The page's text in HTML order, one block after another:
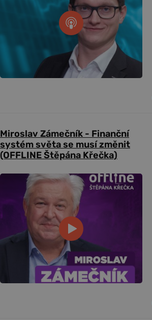
Miroslav Zámečník - Finanční
systém světa se musí změnit
(OFFLINE Štěpána Křečka)